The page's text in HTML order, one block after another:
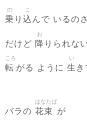
乗
の
り 込
こ
んで いるのさ
だけど 降
お
りられな
転
ころ
がる ように 生
い
き
バラの 花束
はなたば
が